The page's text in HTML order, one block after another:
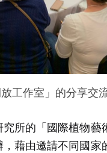
工作室」的分享交
所的「國際植物藝
藉由邀請不同國家